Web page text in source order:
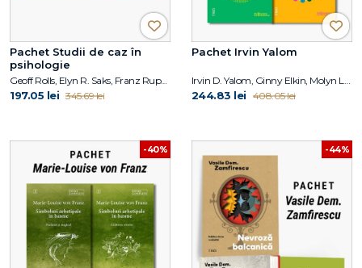
Pachet Studii de caz în
psihologie
Geoff Rolls, Elyn R. Saks, Franz Ruppert, Harald Banzhaf, Steven K. Huprich, Christina Moutsou
197.05 lei 345.69 lei
Pachet Irvin Yalom
244.83 lei 408.05 lei
-40% -44%